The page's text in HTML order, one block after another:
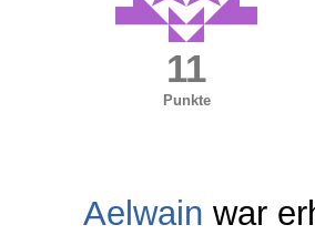
11
Punkte
Aelwain war